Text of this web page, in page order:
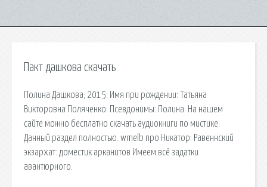
Пакт дашкова скачать
Полина Дашкова; 2015: Имя при рождении: Татьяна
Викторовна Поляченко: Псевдонимы: Полина. На нашем
сайте можно бесплатно скачать аудиокниги по мистике.
Данный раздел полностью. wmelb про Никатор: Равеннский
экзархат: доместик арканитов Имеем всё задатки
авантюрного.